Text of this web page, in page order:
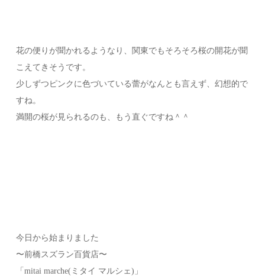
花の便りが聞かれるようなり、関東でもそろそろ桜の開花が聞
こえてきそうです。
少しずつピンクに色づいている蕾がなんとも言えず、幻想的で
すね。
満開の桜が見られるのも、もう直ぐですね＾＾
今日から始まりました
〜前橋スズラン百貨店〜
「mitai marche(ミタイ マルシェ)」